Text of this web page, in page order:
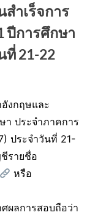
ำเร็จการ
ปีการศึกษา
ที่ 21-22
งกฤษและ
า ประจำภาคการ
ประจำวันที่ 21-
รายชื่อ
หรือ
ผลการสอบถือว่า